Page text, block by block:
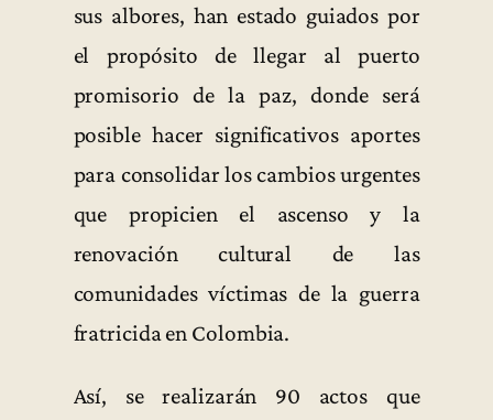
sus albores, han estado guiados por
el propósito de llegar al puerto
promisorio de la paz, donde será
posible hacer significativos aportes
para consolidar los cambios urgentes
que propicien el ascenso y la
renovación cultural de las
comunidades víctimas de la guerra
fratricida en Colombia.
Así, se realizarán 90 actos que